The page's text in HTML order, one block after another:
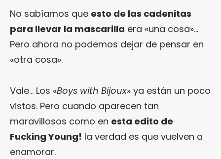
No sabíamos que esto de las cadenitas
para llevar la mascarilla era «una cosa»…
Pero ahora no podemos dejar de pensar en
«otra cosa».
Vale… Los «Boys with Bijoux» ya están un poco
vistos. Pero cuando aparecen tan
maravillosos como en esta edito de
Fucking Young! la verdad es que vuelven a
enamorar.